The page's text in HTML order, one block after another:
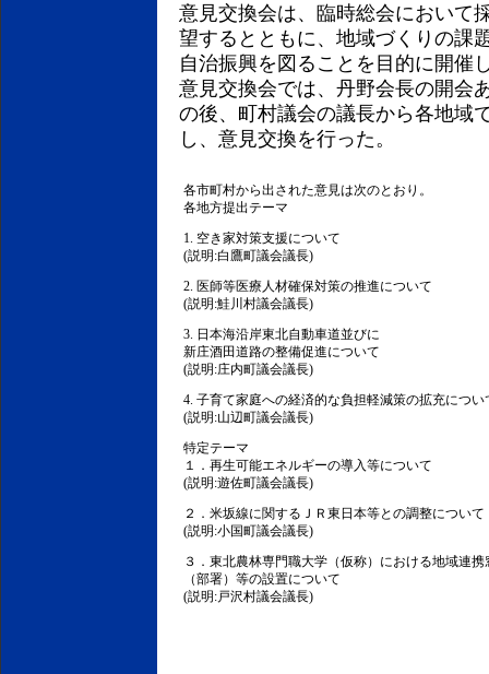
意見交換会は、臨時総会において
望するとともに、地域づくりの課
自治振興を図ることを目的に開催
意見交換会では、丹野会長の開会
の後、町村議会の議長から各地域
し、意見交換を行った。
各市町村から出された意見は次のとおり。
各地方提出テーマ
1. 空き家対策支援について
(説明:白鷹町議会議長)
2. 医師等医療人材確保対策の推進について
(説明:鮭川村議会議長)
3. 日本海沿岸東北自動車道並びに
新庄酒田道路の整備促進について
(説明:庄内町議会議長)
4. 子育て家庭への経済的な負担軽減策の拡充につい
(説明:山辺町議会議長)
特定テーマ
１．再生可能エネルギーの導入等について
(説明:遊佐町議会議長)
２．米坂線に関するＪＲ東日本等との調整について
(説明:小国町議会議長)
３．東北農林専門職大学（仮称）における地域連携
（部署）等の設置について
(説明:戸沢村議会議長)